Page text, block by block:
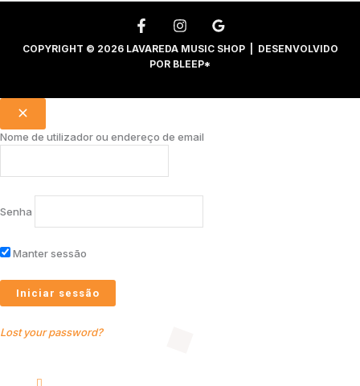
COPYRIGHT © 2026 LAVAREDA MUSIC SHOP | DESENVOLVIDO
POR BLEEP*
Nome de utilizador ou endereço de email
Senha
Manter sessão
Lost your password?